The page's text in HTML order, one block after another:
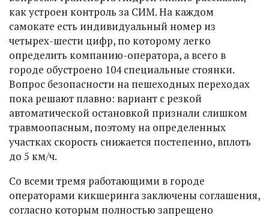
как устроен контроль за СИМ. На каждом
самокате есть индивидуальный номер из
четырех-шести цифр, по которому легко
определить компанию-оператора, а всего в
городе обустроено 104 специальные стоянки.
Вопрос безопасности на пешеходных переходах
пока решают плавно: вариант с резкой
автоматической остановкой признали слишком
травмоопасным, поэтому на определенных
участках скорость снижается постепенно, вплоть
до 5 км/ч.
Со всеми тремя работающими в городе
операторами кикшеринга заключены соглашения,
согласно которым полностью запрещено